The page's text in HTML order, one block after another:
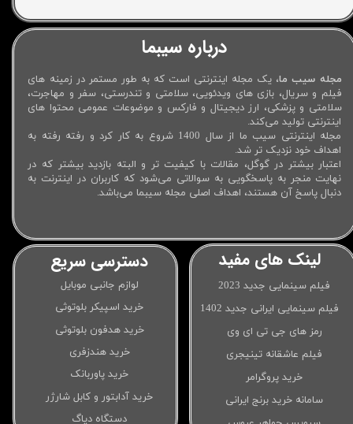
درباره سیبما
مجله سیب ما، یک مجله اینترنتی است که به طور مستمر در زمینه های
فیلم و سریال، بازی های ویدئویی، سلامتی و تندرستی، سفر و مهاجرت،
سلامتی و پزشکی، ارز دیجیتال و فارکس و موضوعات عمومی محتوا های
اینترنتی تولید می‌کند.
مجله اینترنتی سیب ما از سال 1400 شروع به کار کرد و رفته رفته به
اهداف خود نزدیک تر شد.
اعتبار بیشتر در گوگل، مقالات با کیفیت تر و البته بازدید بیشتر که در
نهایت منجر به پاسخگویی به سوالاتی می‌شود که کاربران در اینترنت به
دنبال پاسخ آن هستند، اهداف اصلی مجله سیبما می‌باشد.
دسترسی سریع
لوازم جانبی موبایل
خرید اسپیکر بلوتوثی
خرید هدفون بلوتوثی
خرید هندزفری
خرید پاوربانک
خرید آدابتور و کابل شارژر
دستگاه دیاگ
لینک های مفید
فیلم سینمایی جدید 2023
فیلم سینمایی ایرانی جدید 1402
رمز های جی تی ای وی
فیلم عاشقانه تینیجری
خرید پروگرامر
سامانه خرید برنج ایرانی